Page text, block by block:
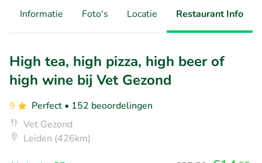
Informatie Foto's Locatie Restaurant Info
High tea, high pizza, high beer of
high wine bij Vet Gezond
9 Perfect • 152 beoordelingen
Vet Gezond
Leiden (426km)